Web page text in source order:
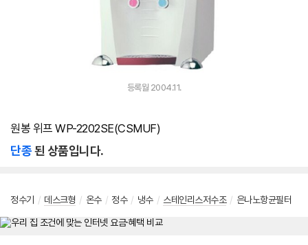
등록월 2004.11.
원봉 위프 WP-2202SE(CSMUF)
단종된 상품입니다.
정수기 / 데스크형 / 온수 / 정수 / 냉수 / 스테인리스저수조 / 은나노항균필터